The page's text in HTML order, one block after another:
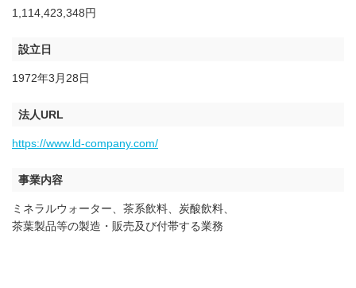
1,114,423,348円
設立日
1972年3月28日
法人URL
https://www.ld-company.com/
事業内容
ミネラルウォーター、茶系飲料、炭酸飲料、
茶葉製品等の製造・販売及び付帯する業務